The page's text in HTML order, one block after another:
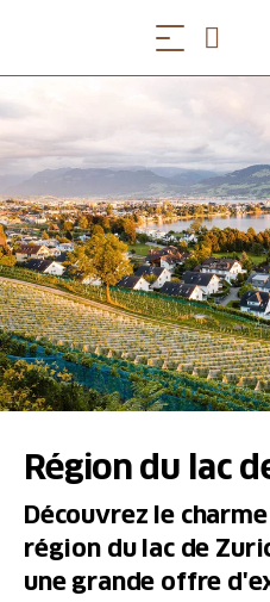
Région du lac
Découvrez le
région du lac de
une grande offre